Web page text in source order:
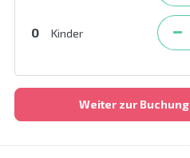
0 Kinder
Weiter zur Buchung